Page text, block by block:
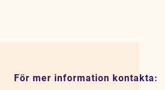
För mer information kontakta: